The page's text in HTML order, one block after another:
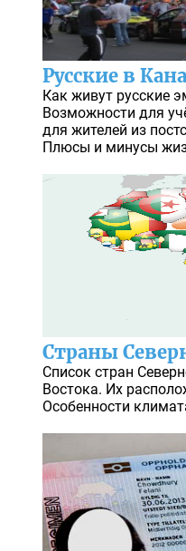
Русские в
Как живут русские
Возможности для
для жителей из
Плюсы и минусы
Страны
Список стран
Востока. Их
Особенности